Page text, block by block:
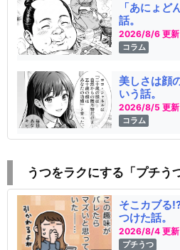
「あにょど
話。
2026/8/6 更新
コラム
美しさは顔
いう話。
2026/8/5 更新
コラム
うつをラクにする「プチう
そこカブる
つけた話。
2026/8/4 更新
プチうつ